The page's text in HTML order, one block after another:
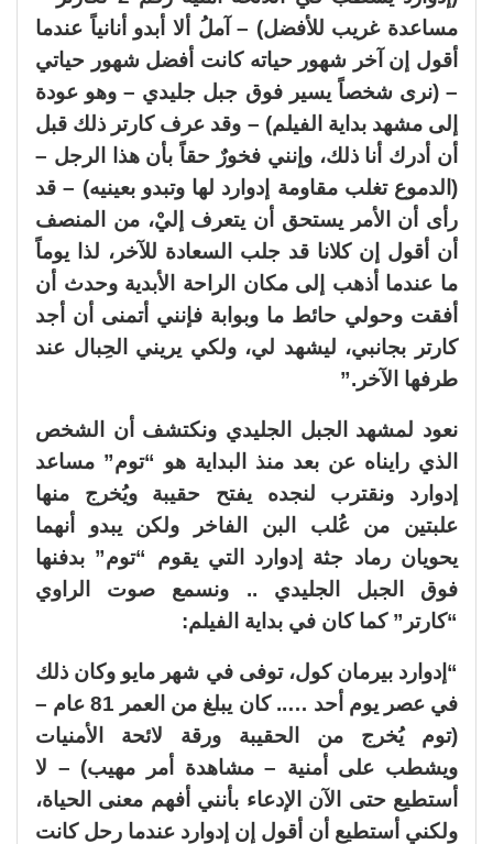
مساعدة غريب للأفضل) – آملُ ألا أبدو أنانياً عندما
أقول إن آخر شهور حياته كانت أفضل شهور حياتي
– (نرى شخصاً يسير فوق جبل جليدي – وهو عودة
إلى مشهد بداية الفيلم) – وقد عرف كارتر ذلك قبل
أن أدرك أنا ذلك، وإنني فخورٌ حقاً بأن هذا الرجل –
(الدموع تغلب مقاومة إدوارد لها وتبدو بعينيه) – قد
رأى أن الأمر يستحق أن يتعرف إليْ، من المنصف
أن أقول إن كلانا قد جلب السعادة للآخر، لذا يوماً
ما عندما أذهب إلى مكان الراحة الأبدية وحدث أن
أفقت وحولي حائط ما وبوابة فإنني أتمنى أن أجد
كارتر بجانبي، ليشهد لي، ولكي يريني الحِبال عند
طرفها الآخر.”
نعود لمشهد الجبل الجليدي ونكتشف أن الشخص
الذي رايناه عن بعد منذ البداية هو “توم” مساعد
إدوارد ونقترب لنجده يفتح حقيبة ويُخرج منها
علبتين من عُلب البن الفاخر ولكن يبدو أنهما
يحويان رماد جثة إدوارد التي يقوم “توم” بدفنها
فوق الجبل الجليدي .. ونسمع صوت الراوي
“كارتر” كما كان في بداية الفيلم:
“إدوارد بيرمان كول، توفى في شهر مايو وكان ذلك
في عصر يوم أحد ….. كان يبلغ من العمر 81 عام –
(توم يُخرج من الحقيبة ورقة لائحة الأمنيات
ويشطب على أمنية – مشاهدة أمر مهيب) – لا
أستطيع حتى الآن الإدعاء بأنني أفهم معنى الحياة،
ولكني أستطيع أن أقول إن إدوارد عندما رحل كانت